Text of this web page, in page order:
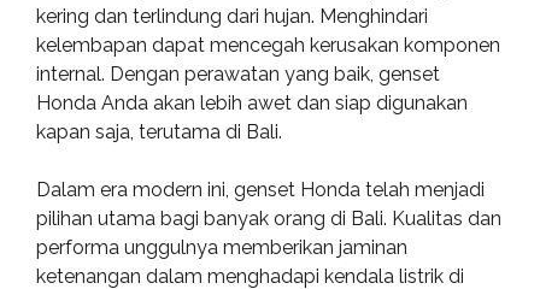
kering dan terlindung dari hujan. Menghindari
kelembapan dapat mencegah kerusakan komponen
internal. Dengan perawatan yang baik, genset
Honda Anda akan lebih awet dan siap digunakan
kapan saja, terutama di Bali.
Dalam era modern ini, genset Honda telah menjadi
pilihan utama bagi banyak orang di Bali. Kualitas dan
performa unggulnya memberikan jaminan
ketenangan dalam menghadapi kendala listrik di